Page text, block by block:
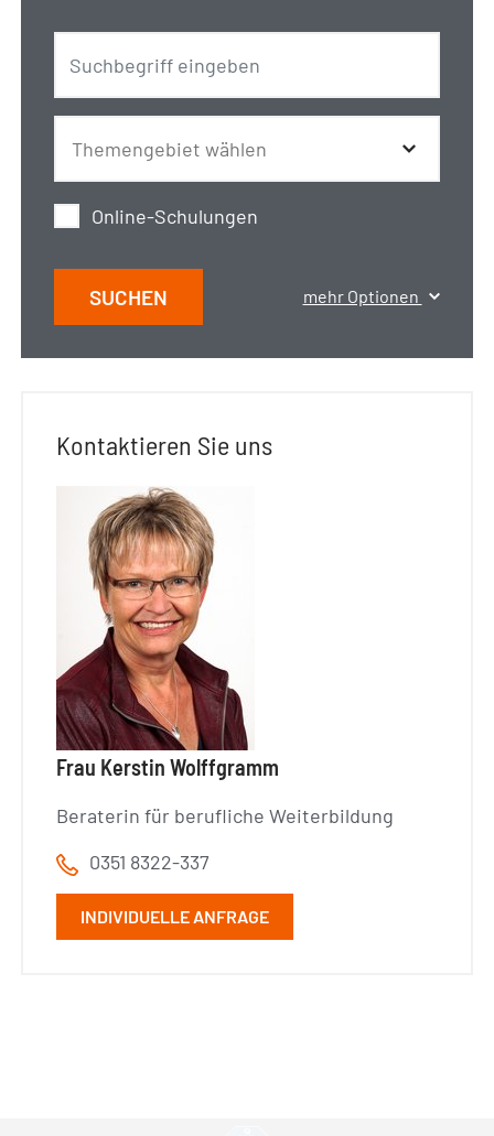
Online-Schulungen
SUCHEN mehr Optionen
Kontaktieren Sie uns
Frau Kerstin Wolffgramm
Beraterin für berufliche Weiterbildung
0351 8322-337
INDIVIDUELLE ANFRAGE